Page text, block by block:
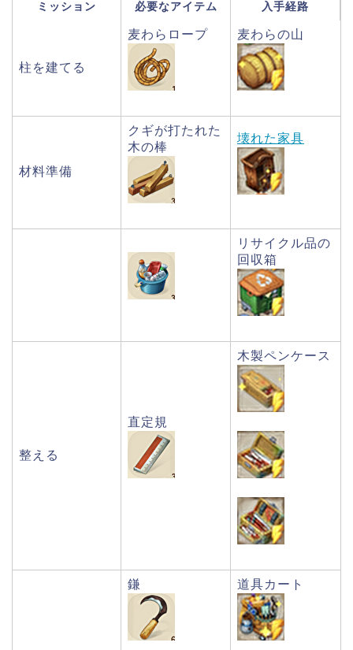
ミッション 必要なアイテム 入手経路
柱を建てる
麦わらロープ 麦わらの山
材料準備
クギが打たれた
木の棒
壊れた家具
リサイクル品の
回収箱
整える
直定規
木製ペンケース
鎌 道具カート